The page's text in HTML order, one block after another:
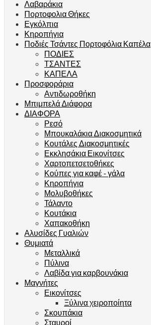
Λαβαράκια
Πορτοφολια Θήκες
Εγκόλπια
Κηροπήγια
Ποδιές Τσάντες Πορτοφόλια Καπέλα
ΠΟΔΙΕΣ
ΤΣΑΝΤΕΣ
ΚΑΠΕΛΑ
Προσφοράρια
Αντιδωροθήκη
Μπιμπελά Διάφορα
ΔΙΑΦΟΡΑ
Ρεσό
Μπουκαλάκια Διακοσμητικά
Κουτάλες Διακοσμητικές
Εκκλησάκια Εικονίτσες
Χαρτοπετσετοθήκες
Κούπες για καφέ - γάλα
Κηροπήγια
Μολυβοθήκες
Τάλαντο
Κουτάκια
Χαπακοθήκη
Αλυσίδες Γυαλιών
Θυμιατά
Μεταλλικά
Πύλινα
Λαβίδα για καρβουνάκια
Μαγνήτες
Εικονίτσες
Ξύλινα χειροποίητα
Σκουπάκια
Σταυροί